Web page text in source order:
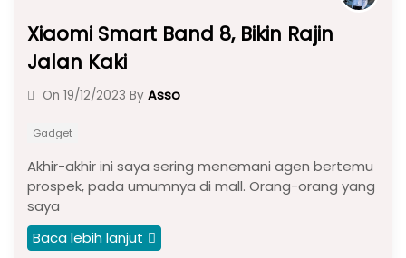
Xiaomi Smart Band 8, Bikin Rajin
Jalan Kaki
On 19/12/2023 By Asso
Gadget
Akhir-akhir ini saya sering menemani agen bertemu
prospek, pada umumnya di mall. Orang-orang yang
saya
Baca lebih lanjut